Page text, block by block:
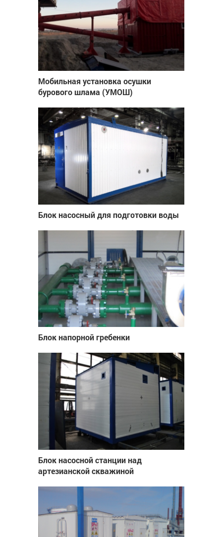
Мобильная установка осушки
бурового шлама (УМОШ)
Блок насосный для подготовки воды
Блок напорной гребенки
Блок насосной станции над
артезианской скважиной